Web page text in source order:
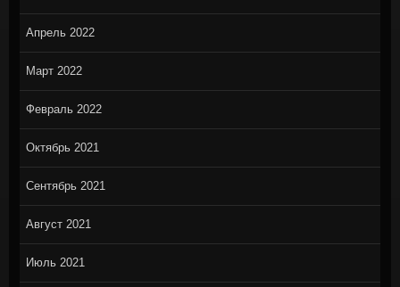
Апрель 2022
Март 2022
Февраль 2022
Октябрь 2021
Сентябрь 2021
Август 2021
Июль 2021